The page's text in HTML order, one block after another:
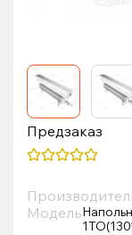
Предзаказ
Модель